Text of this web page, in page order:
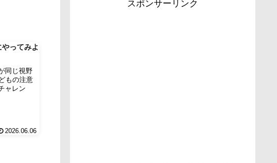
ってみよ
同じ視野
もの注意
ャレン
2026.06.06
スポンサーリンク